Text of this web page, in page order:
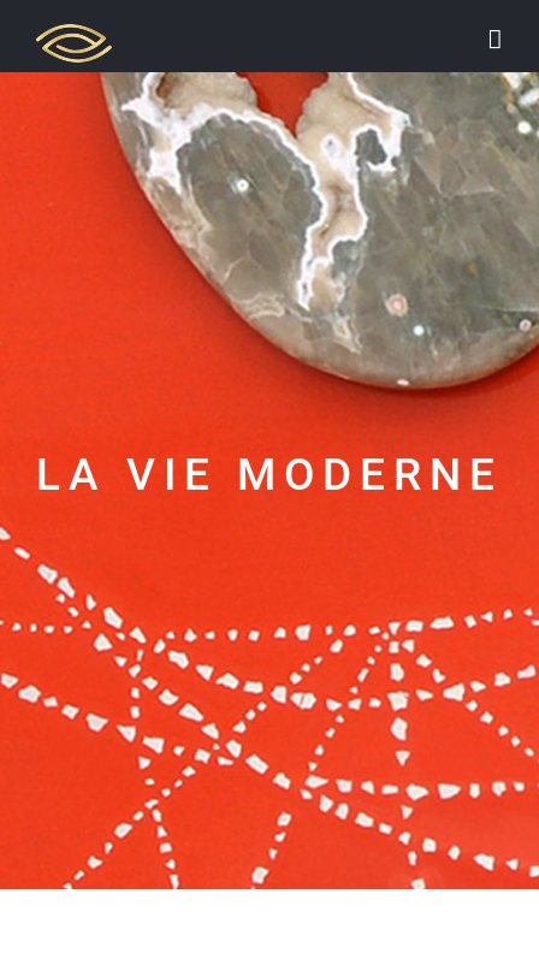
LA VIE MODERNE